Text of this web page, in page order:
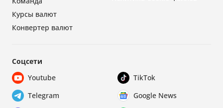
Курсы валют
Конвертер валют
Соцсети
Youtube
TikTok
Telegram
Google News